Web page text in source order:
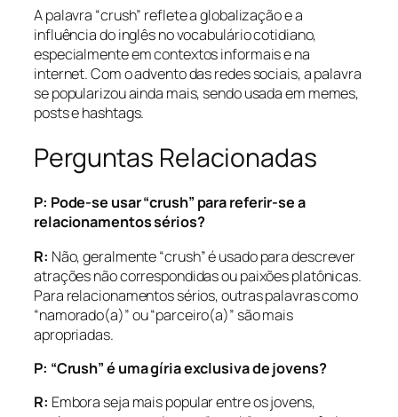
A palavra “crush” reflete a globalização e a
influência do inglês no vocabulário cotidiano,
especialmente em contextos informais e na
internet. Com o advento das redes sociais, a palavra
se popularizou ainda mais, sendo usada em memes,
posts e hashtags.
Perguntas Relacionadas
P: Pode-se usar “crush” para referir-se a
relacionamentos sérios?
R: Não, geralmente “crush” é usado para descrever
atrações não correspondidas ou paixões platônicas.
Para relacionamentos sérios, outras palavras como
“namorado(a)” ou “parceiro(a)” são mais
apropriadas.
P: “Crush” é uma gíria exclusiva de jovens?
R: Embora seja mais popular entre os jovens,